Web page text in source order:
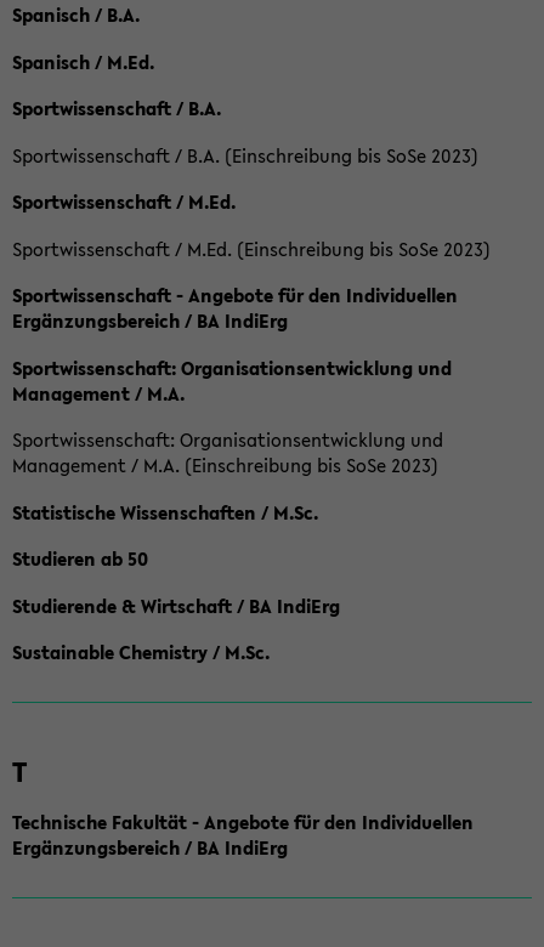
Spanisch / B.A.
Spanisch / M.Ed.
Sportwissenschaft / B.A.
Sportwissenschaft / B.A. (Einschreibung bis SoSe 2023)
Sportwissenschaft / M.Ed.
Sportwissenschaft / M.Ed. (Einschreibung bis SoSe 2023)
Sportwissenschaft - Angebote für den Individuellen
Ergänzungsbereich / BA IndiErg
Sportwissenschaft: Organisationsentwicklung und
Management / M.A.
Sportwissenschaft: Organisationsentwicklung und
Management / M.A. (Einschreibung bis SoSe 2023)
Statistische Wissenschaften / M.Sc.
Studieren ab 50
Studierende & Wirtschaft / BA IndiErg
Sustainable Chemistry / M.Sc.
T
Technische Fakultät - Angebote für den Individuellen
Ergänzungsbereich / BA IndiErg